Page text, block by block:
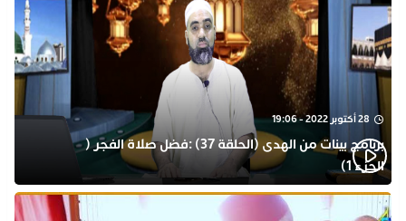
28 أكتوبر 2022 - 19:06
برنامج بينات من الهدى (الحلقة 37) :فضل صلاة الفجر (
الجزء 1)